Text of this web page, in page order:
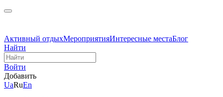
Активный отдыхМероприятияИнтересные местаБлог
Найти
Войти
Добавить
UaRuEn